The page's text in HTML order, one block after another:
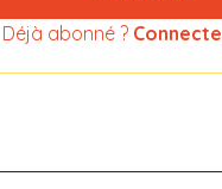
Déjà abonné ?